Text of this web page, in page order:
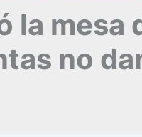
la mesa
no